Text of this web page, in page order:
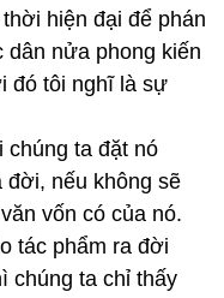
hiện đại để phán
dân nửa phong kiến
đó tôi nghĩ là sự
chúng ta đặt nó
đời, nếu không sẽ
vốn có của nó.
tác phẩm ra đời
chúng ta chỉ thấy